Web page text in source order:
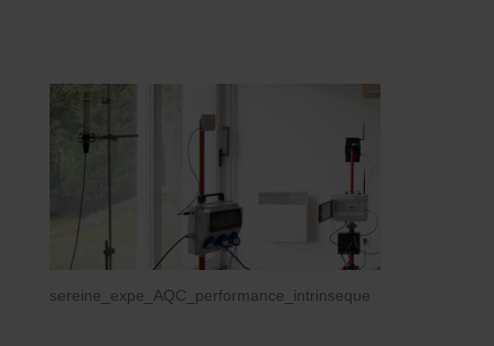
sereine_expe_AQC_performance_intrinseque